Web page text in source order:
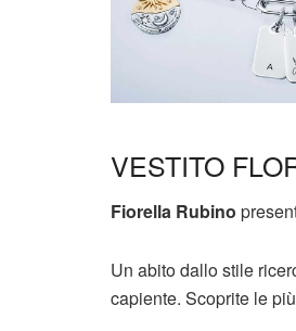
VESTITO
Fiorella Rubino
Un abito dallo stile
capiente. Scoprite le